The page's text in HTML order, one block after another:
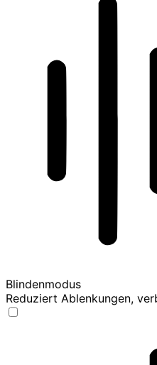
Blindenmodus
Reduziert Ablenkungen,